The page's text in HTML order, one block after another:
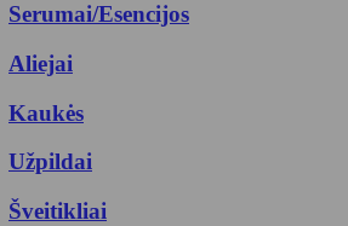
Serumai/Esencijos
Aliejai
Kaukės
Užpildai
Šveitikliai